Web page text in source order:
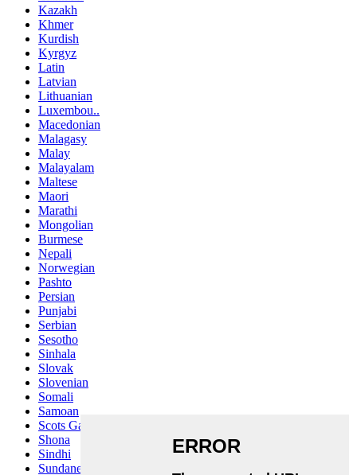
Kazakh
Khmer
Kurdish
Kyrgyz
Latin
Latvian
Lithuanian
Luxembou..
Macedonian
Malagasy
Malay
Malayalam
Maltese
Maori
Marathi
Mongolian
Burmese
Nepali
Norwegian
Pashto
Persian
Punjabi
Serbian
Sesotho
Sinhala
Slovak
Slovenian
Somali
Samoan
Scots Gaelic
Shona
Sindhi
Sundanese